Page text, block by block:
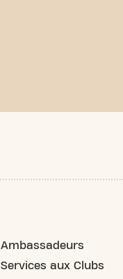
Ambassadeurs
Services aux Clubs